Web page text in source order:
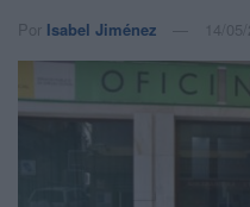
Por Isabel Jiménez 14/